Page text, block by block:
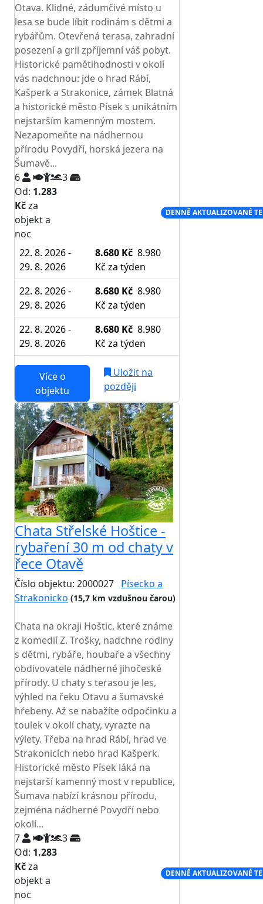
Otava. Klidné, zádumčivé místo u
lesa se bude líbit rodinám s dětmi a
rybářům. Otevřená terasa, zahradní
posezení a gril zpříjemní váš pobyt.
Historické pamětihodnosti v okolí
vás nadchnou: jde o hrad Rábí,
Kašperk a Strakonice, zámek Blatná
a historické město Písek s unikátním
nejstarším kamenným mostem.
Nezapomeňte na nádhernou
přírodu Povydří, horská jezera na
Šumavě...
6
3
Od: 1.283
Kčza
objekt a
noc
DENNĚ AKTUALIZOVANÉ
22. 8. 2026 -
29. 8. 2026
8.680 Kč 8.980
Kč za týden
22. 8. 2026 -
29. 8. 2026
8.680 Kč 8.980
Kč za týden
22. 8. 2026 -
29. 8. 2026
8.680 Kč 8.980
Kč za týden
Více o
objektu
Uložit na
později
Chata Střelské Hoštice -
rybaření 30 m od chaty v
řece Otavě
Číslo objektu: 2000027 Písecko a
Strakonicko (15,7 km vzdušnou čarou)
Chata na okraji Hoštic, které známe
z komedií Z. Trošky, nadchne rodiny
s dětmi, rybáře, houbaře a všechny
obdivovatele nádherné jihočeské
přírody. U chaty s terasou je les,
výhled na řeku Otavu a šumavské
hřebeny. Až se nabažíte odpočinku a
toulek v okolí chaty, vyrazte na
výlety. Třeba na hrad Rábí, hrad ve
Strakonicích nebo hrad Kašperk.
Historické město Písek láká na
nejstarší kamenný most v republice,
Šumava nabízí krásnou přírodu,
zejména nádherné Povydří nebo
okolí...
7
3
Od: 1.283
Kčza
objekt a
noc
DENNĚ AKTUALIZOVANÉ